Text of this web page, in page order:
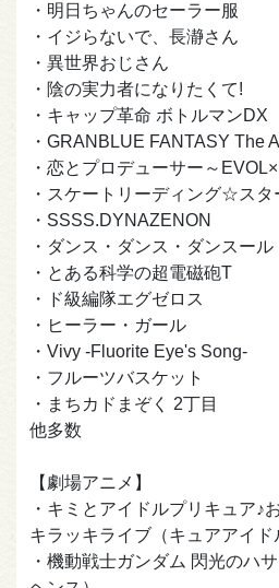
・明日ちゃんのセーラー服
・イジらないで、長瀞さん
・異世界おじさん
・陰の実力者になりたくて!
・キャップ革命 ボトルマンDX
・GRANBLUE FANTASY The
・恋とプロデューサー～
・スケートリーディング☆スタ
・SSSS.DYNAZENON
・ダンス・ダンス・ダンスール
・とある科学の超電磁砲T
・ド級編隊エグゼロス
・ヒーラー・ガール
・Vivy -Fluorite Eye's Song-
・フルーツバスケット
・まちカドまぞく 2丁目
他多数
【劇場アニメ】
・キミとアイドルプリキュア♪
キラッキライブ（キュアアイド
・機動戦士ガンダム 閃光のハ